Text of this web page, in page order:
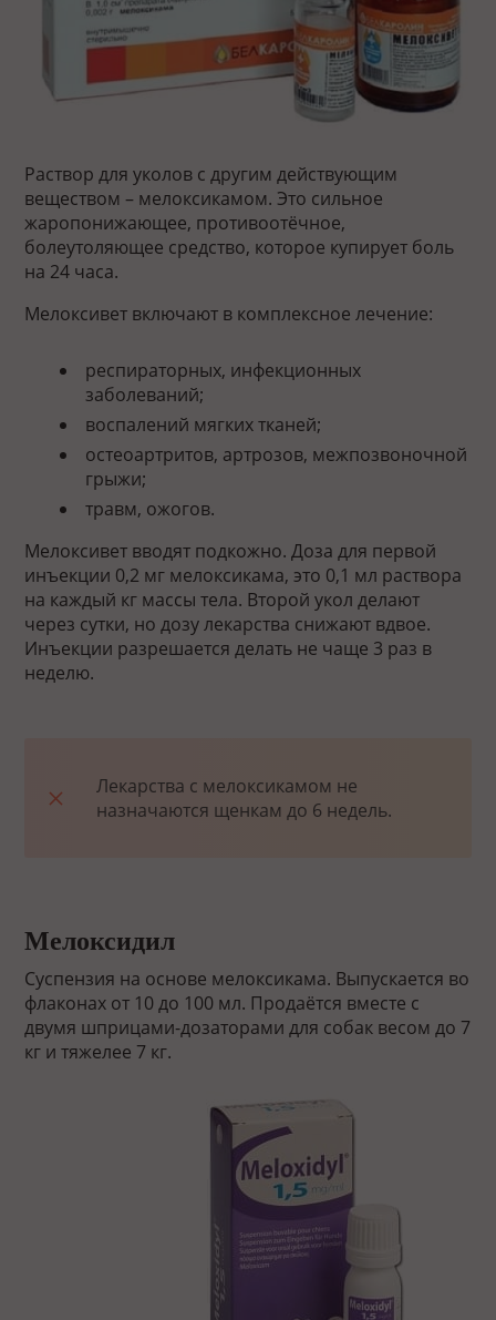
Раствор для уколов с другим действующим
веществом – мелоксикамом. Это сильное
жаропонижающее, противоотёчное,
болеутоляющее средство, которое купирует боль
на 24 часа.
Мелоксивет включают в комплексное лечение:
респираторных, инфекционных
заболеваний;
воспалений мягких тканей;
остеоартритов, артрозов, межпозвоночной
грыжи;
травм, ожогов.
Мелоксивет вводят подкожно. Доза для первой
инъекции 0,2 мг мелоксикама, это 0,1 мл раствора
на каждый кг массы тела. Второй укол делают
через сутки, но дозу лекарства снижают вдвое.
Инъекции разрешается делать не чаще 3 раз в
неделю.
Лекарства с мелоксикамом не
назначаются щенкам до 6 недель.
Мелоксидил
Суспензия на основе мелоксикама. Выпускается во
флаконах от 10 до 100 мл. Продаётся вместе с
двумя шприцами-дозаторами для собак весом до 7
кг и тяжелее 7 кг.